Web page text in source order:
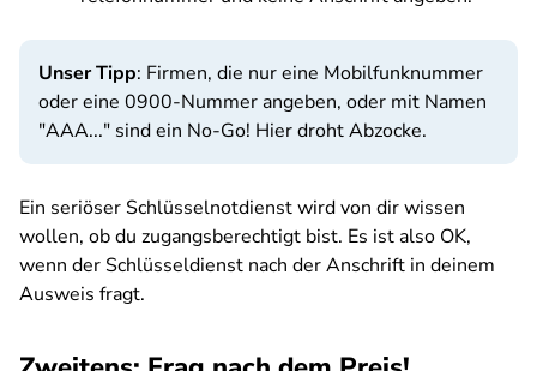
Unser Tipp: Firmen, die nur eine Mobilfunknummer
oder eine 0900-Nummer angeben, oder mit Namen
"AAA..." sind ein No-Go! Hier droht Abzocke.
Ein seriöser Schlüsselnotdienst wird von dir wissen
wollen, ob du zugangsberechtigt bist. Es ist also OK,
wenn der Schlüsseldienst nach der Anschrift in deinem
Ausweis fragt.